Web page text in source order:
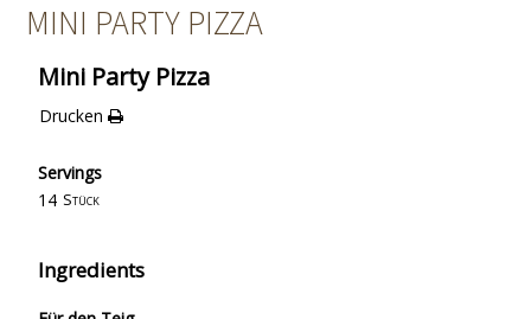
MINI PARTY PIZZA
Mini Party Pizza
Drucken
Servings
14 Stück
Ingredients